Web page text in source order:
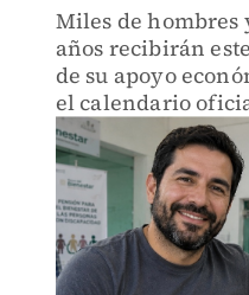
Miles de hombres
años recibirán
de su apoyo
el calendario
para el Bienestar.